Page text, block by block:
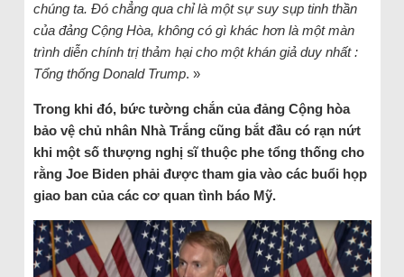
chúng ta. Đó chẳng qua chỉ là một sự suy sụp tinh thần
của đảng Cộng Hòa, không có gì khác hơn là một màn
trình diễn chính trị thảm hại cho một khán giả duy nhất :
Tổng thống Donald Trump. »
Trong khi đó, bức tường chắn của đảng Cộng hòa
bảo vệ chủ nhân Nhà Trắng cũng bắt đầu có rạn nứt
khi một số thượng nghị sĩ thuộc phe tổng thống cho
rằng Joe Biden phải được tham gia vào các buổi họp
giao ban của các cơ quan tình báo Mỹ.